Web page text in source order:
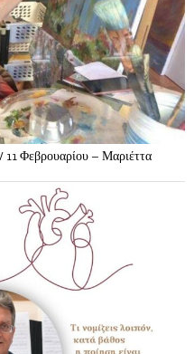
Φεβρουαρίου – Μαριέττα